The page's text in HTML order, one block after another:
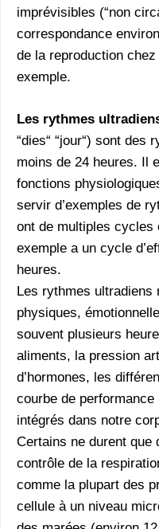
imprévisibles (“non
correspondance
de la reproduction
exemple.
Les rythmes
“dies“ “jour“) sont des
moins de 24 heures. Il
fonctions
servir d’exemples de
ont de multiples cycles
exemple a un cycle
heures.
Les rythmes ultradiens
physiques,
souvent plusieurs
aliments, la pression
d’hormones, les
courbe de
intégrés dans notre
Certains ne durent que
contrôle de la
comme la plupart des
cellule à un niveau